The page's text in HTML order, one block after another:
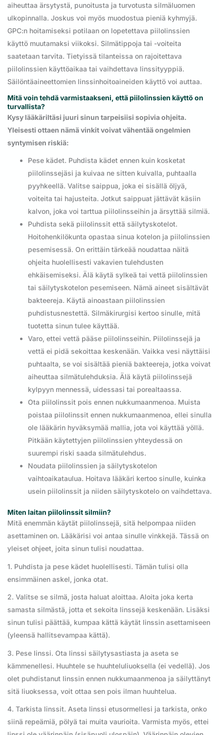
aiheuttaa ärsytystä, punoitusta ja turvotusta silmäluomen
ulkopinnalla. Joskus voi myös muodostua pieniä kyhmyjä.
GPC:n hoitamiseksi potilaan on lopetettava piilolinssien
käyttö muutamaksi viikoksi. Silmätippoja tai -voiteita
saatetaan tarvita. Tietyissä tilanteissa on rajoitettava
piilolinssien käyttöaikaa tai vaihdettava linssityyppiä.
Säilöntäaineettomien linssinhoitoaineiden käyttö voi auttaa.
Mitä voin tehdä varmistaakseni, että piilolinssien käyttö on
turvallista?
Kysy lääkäriltäsi juuri sinun tarpeisiisi sopivia ohjeita.
Yleisesti ottaen nämä vinkit voivat vähentää ongelmien
syntymisen riskiä:
Pese kädet. Puhdista kädet ennen kuin kosketat
piilolinssejäsi ja kuivaa ne sitten kuivalla, puhtaalla
pyyhkeellä. Valitse saippua, joka ei sisällä öljyä,
voiteita tai hajusteita. Jotkut saippuat jättävät käsiin
kalvon, joka voi tarttua piilolinsseihin ja ärsyttää silmiä.
Puhdista sekä piilolinssit että säilytyskotelot.
Hoitohenkilökunta opastaa sinua kotelon ja piilolinssien
pesemisessä. On erittäin tärkeää noudattaa näitä
ohjeita huolellisesti vakavien tulehdusten
ehkäisemiseksi. Älä käytä sylkeä tai vettä piilolinssien
tai säilytyskotelon pesemiseen. Nämä aineet sisältävät
bakteereja. Käytä ainoastaan piilolinssien
puhdistusnestettä. Silmäkirurgisi kertoo sinulle, mitä
tuotetta sinun tulee käyttää.
Varo, ettei vettä pääse piilolinsseihin. Piilolinssejä ja
vettä ei pidä sekoittaa keskenään. Vaikka vesi näyttäisi
puhtaalta, se voi sisältää pieniä bakteereja, jotka voivat
aiheuttaa silmätulehduksia. Älä käytä piilolinssejä
kylpyyn mennessä, uidessasi tai porealtaassa.
Ota piilolinssit pois ennen nukkumaanmenoa. Muista
poistaa piilolinssit ennen nukkumaanmenoa, ellei sinulla
ole lääkärin hyväksymää mallia, jota voi käyttää yöllä.
Pitkään käytettyjen piilolinssien yhteydessä on
suurempi riski saada silmätulehdus.
Noudata piilolinssien ja säilytyskotelon
vaihtoaikataulua. Hoitava lääkäri kertoo sinulle, kuinka
usein piilolinssit ja niiden säilytyskotelo on vaihdettava.
Miten laitan piilolinssit silmiin?
Mitä enemmän käytät piilolinssejä, sitä helpompaa niiden
asettaminen on. Lääkärisi voi antaa sinulle vinkkejä. Tässä on
yleiset ohjeet, joita sinun tulisi noudattaa.
1. Puhdista ja pese kädet huolellisesti. Tämän tulisi olla
ensimmäinen askel, jonka otat.
2. Valitse se silmä, josta haluat aloittaa. Aloita joka kerta
samasta silmästä, jotta et sekoita linssejä keskenään. Lisäksi
sinun tulisi päättää, kumpaa kättä käytät linssin asettamiseen
(yleensä hallitsevampaa kättä).
3. Pese linssi. Ota linssi säilytysastiasta ja aseta se
kämmenellesi. Huuhtele se huuhteluliuoksella (ei vedellä). Jos
olet puhdistanut linssin ennen nukkumaanmenoa ja säilyttänyt
sitä liuoksessa, voit ottaa sen pois ilman huuhtelua.
4. Tarkista linssit. Aseta linssi etusormellesi ja tarkista, onko
siinä repeämiä, pölyä tai muita vaurioita. Varmista myös, ettei